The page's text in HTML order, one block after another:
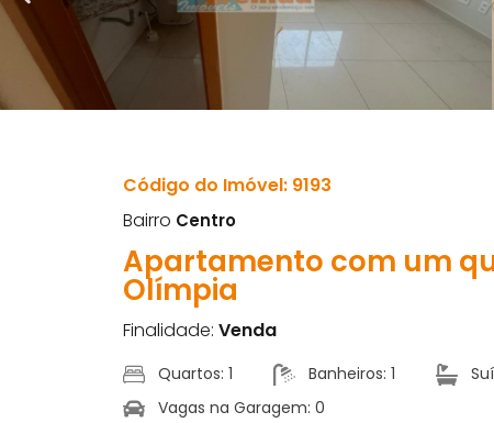
Código do Imóvel: 9193
Bairro Centro
Apartamento com um
Olímpia
Finalidade: Venda
Quartos: 1 Banheiros: 1
Vagas na Garagem: 0